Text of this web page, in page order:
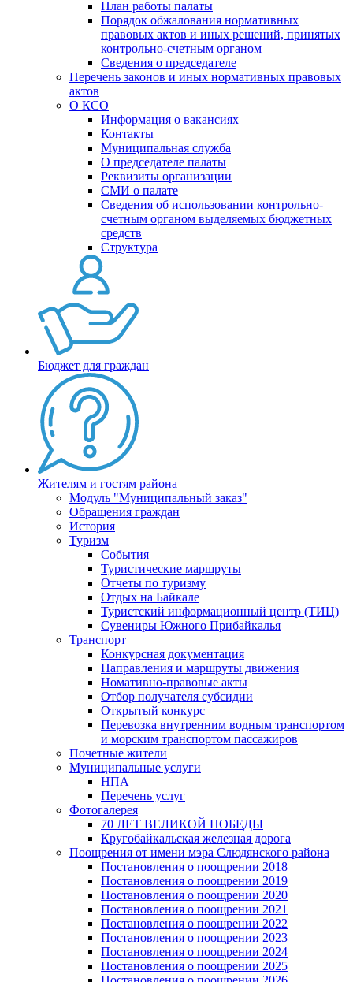
План работы палаты
Порядок обжалования нормативных
правовых актов и иных решений, принятых
контрольно-счетным органом
Сведения о председателе
Перечень законов и иных нормативных правовых
актов
О КСО
Информация о вакансиях
Контакты
Муниципальная служба
О председателе палаты
Реквизиты организации
СМИ о палате
Сведения об использовании контрольно-
счетным органом выделяемых бюджетных
средств
Структура
Бюджет для граждан
Жителям и гостям района
Модуль "Муниципальный заказ"
Обращения граждан
История
Туризм
События
Туристические маршруты
Отчеты по туризму
Отдых на Байкале
Туристский информационный центр (ТИЦ)
Сувениры Южного Прибайкалья
Транспорт
Конкурсная документация
Направления и маршруты движения
Номативно-правовые акты
Отбор получателя субсидии
Открытый конкурс
Перевозка внутренним водным транспортом
и морским транспортом пассажиров
Почетные жители
Муниципальные услуги
НПА
Перечень услуг
Фотогалерея
70 ЛЕТ ВЕЛИКОЙ ПОБЕДЫ
Кругобайкальская железная дорога
Поощрения от имени мэра Слюдянского района
Постановления о поощрении 2018
Постановления о поощрении 2019
Постановления о поощрении 2020
Постановления о поощрении 2021
Постановления о поощрении 2022
Постановления о поощрении 2023
Постановления о поощрении 2024
Постановления о поощрении 2025